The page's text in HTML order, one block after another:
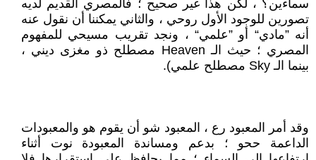
سماءين؟ ، لكن هذا غير صحيح ؛ فالمصري القديم لديه
تصورين للوجود الأول روحي ، والثاني يمكننا أن نقول عنه
أنه ”مادي“ أو ”علمي“ ، ونجد تقريب مسيحي للمفهوم
المصري ؛ حيث الـ Heaven مصطلح ذو مغزى ديني ،
بينما الـ Sky مصطلح علمي).
وقد أمر المعبود رع ، المعبود شو أن يقوم هو والمعبودات
الداعمة ححو ؛ بدعم ومساندة المعبودة نوت أثناء